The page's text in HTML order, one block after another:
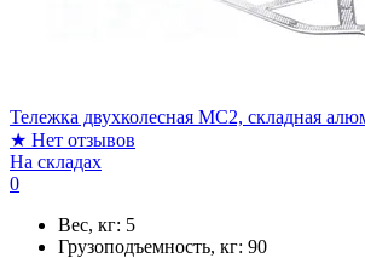
Тележка двухколесная MC2, складная
★ Нет отзывов
На складах
0
Вес, кг: 5
Грузоподъемность, кг: 90